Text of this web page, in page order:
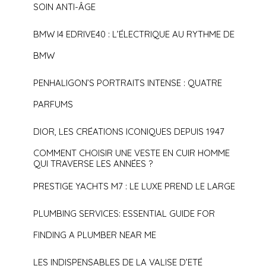
SOIN ANTI-ÂGE
BMW I4 EDRIVE40 : L’ÉLECTRIQUE AU RYTHME DE
BMW
PENHALIGON’S PORTRAITS INTENSE : QUATRE
PARFUMS
DIOR, LES CRÉATIONS ICONIQUES DEPUIS 1947
COMMENT CHOISIR UNE VESTE EN CUIR HOMME
QUI TRAVERSE LES ANNÉES ?
PRESTIGE YACHTS M7 : LE LUXE PREND LE LARGE
PLUMBING SERVICES: ESSENTIAL GUIDE FOR
FINDING A PLUMBER NEAR ME
LES INDISPENSABLES DE LA VALISE D’ETÉ